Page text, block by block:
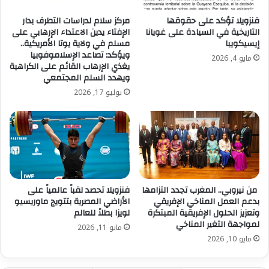
ولا توجد أي دولة بمنأى عن هذا التهديد الرامي إلى توسيع
نطاق ما يُوصف بالإبادة الجماعية ضد الشعب الكوبي، من
خلال محاولة فرض عزل كوبا عن الساحة الاقتصادية والمالية
الدولية.
ونحذر من أن هذا العدوان على الاقتصاد والشعب الكوبي لن
يحقق الأثر التدميري الذي يسعى إليه إلا إذا سمحت الدول
ذات السيادة والاستقلال لنفسها بالخضوع للترهيب
والتخويف من قبل حكومة الولايات المتحدة.
ونحن نعلم أن العالم لن يقبل أبدًا، بشكل خاضع، بقواعد غير
قانونية، ولن يتخلى عن مبدأ المساواة في السيادة، ولن
يترك مواطنيه ورجال أعماله وشركاته ومؤسساته المالية دون
حماية.
لقد عارض المجتمع الدولي، على مرّ التاريخ، وأدان ما يُرتكب
بحق الشعب الكوبي من سياسات توصف بأنها إبادة جماعية
تمارسها حكومة الولايات المتحدة، والتي استمرت لما يقارب
فنزويلا تؤكد على حقوقها
التاريخية في السيادة على غويانا
إيسيكويبا
مايو 4, 2026
مركز سلام لدراسات التطرف بدار
الإفتاء يدين الاعتداء الإرهابي على
مسلم في ولاية يوتا الأمريكية..
ويؤكد: تصاعد الإسلاموفوبيا
يغذي الإرهاب القائم على الكراهية
ويهدد السلم المجتمعي
يوليو 17, 2026
من نيروبي.. المغرب تجدد التزامها
بدعم العمل المناخي الإفريقي
وتعزيز الحلول الإفريقية المبتكرة
لمواجهة التغير المناخي
مايو 10, 2026
فنزويلا تحصد لقباً عالمياً على
الأراضي المصرية بتتويج ماوريسيو
لويزا بطلاً للعالم
مايو 11, 2026